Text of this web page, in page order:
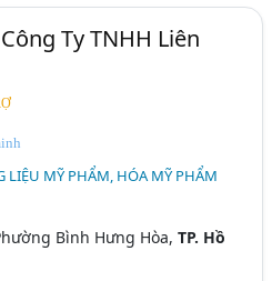
Ty TNHH Liên
LIỆU MỸ PHẨM, HÓA MỸ PHẨM
Bình Hưng Hòa,TP. Hồ